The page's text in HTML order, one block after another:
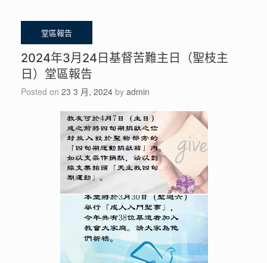
2024年3月24日基督苦難主日（聖枝主
日）堂區報告
Posted on 23 3 月, 2024 by admin